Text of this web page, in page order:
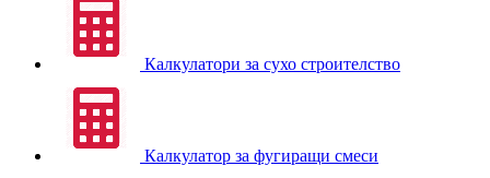
Калкулатори за сухо строителство
Калкулатор за фугиращи смеси